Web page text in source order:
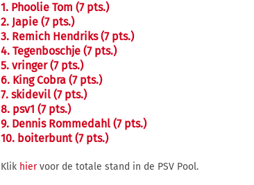
1. Phoolie Tom (7 pts.)
2. Japie (7 pts.)
3. Remich Hendriks (7 pts.)
4. Tegenboschje (7 pts.)
5. vringer (7 pts.)
6. King Cobra (7 pts.)
7. skidevil (7 pts.)
8. psv1 (7 pts.)
9. Dennis Rommedahl (7 pts.)
10. boiterbunt (7 pts.)
Klik hiervoor de totale stand in de PSV Pool.